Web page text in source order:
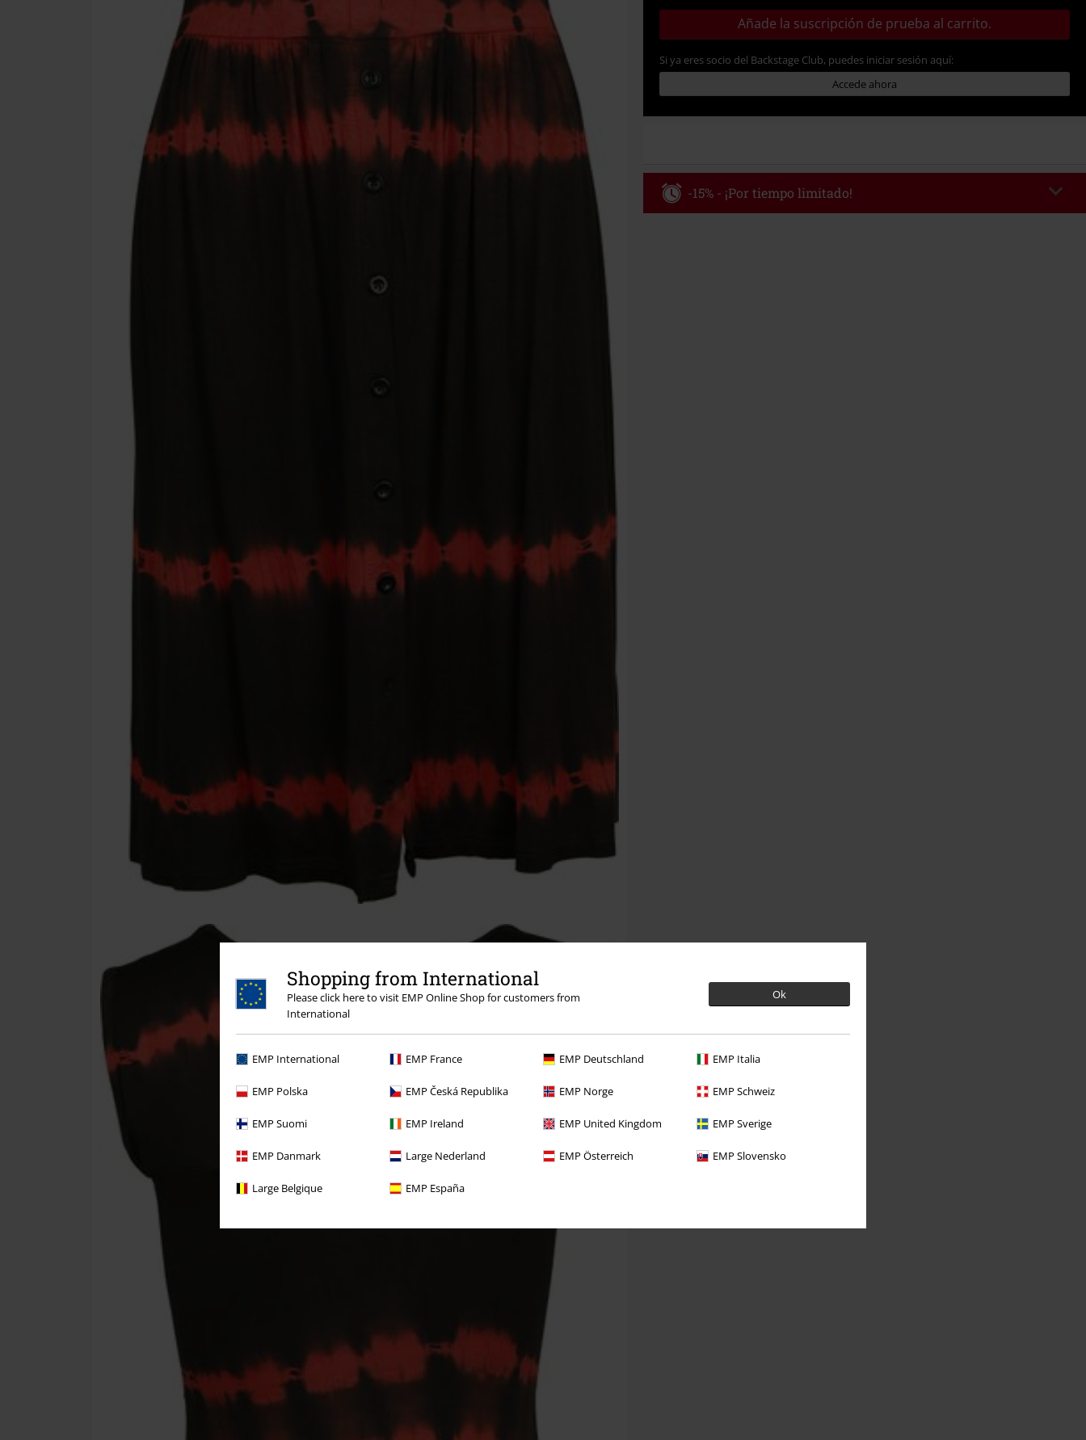
Shopping from International
Please click here to visit EMP Online Shop for customers from
International
Ok
EMP International EMP France EMP Deutschland EMP Italia
EMP Polska EMP Česká Republika EMP Norge EMP Schweiz
EMP Suomi EMP Ireland EMP United Kingdom EMP Sverige
EMP Danmark Large Nederland EMP Österreich EMP Slovensko
Large Belgique EMP España
Añade la suscripción de prueba al carrito.
Si ya eres socio del Backstage Club, puedes iniciar sesión aquí:
Accede ahora
-15% - ¡Por tiempo limitado!